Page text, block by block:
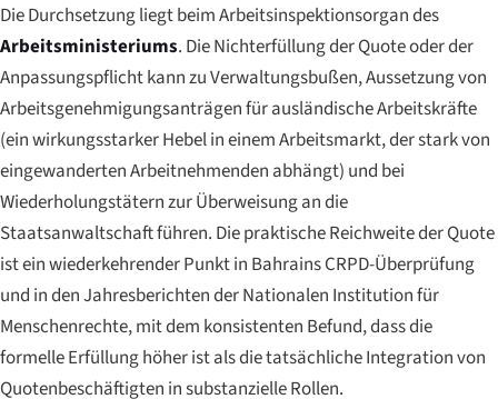
Die Durchsetzung liegt beim Arbeitsinspektionsorgan des
Arbeitsministeriums. Die Nichterfüllung der Quote oder der
Anpassungspflicht kann zu Verwaltungsbußen, Aussetzung von
Arbeitsgenehmigungsanträgen für ausländische Arbeitskräfte
(ein wirkungsstarker Hebel in einem Arbeitsmarkt, der stark von
eingewanderten Arbeitnehmenden abhängt) und bei
Wiederholungstätern zur Überweisung an die
Staatsanwaltschaft führen. Die praktische Reichweite der Quote
ist ein wiederkehrender Punkt in Bahrains CRPD-Überprüfung
und in den Jahresberichten der Nationalen Institution für
Menschenrechte, mit dem konsistenten Befund, dass die
formelle Erfüllung höher ist als die tatsächliche Integration von
Quotenbeschäftigten in substanzielle Rollen.